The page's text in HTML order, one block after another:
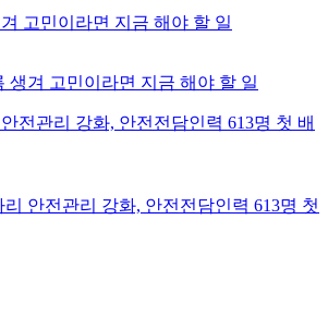
생겨 고민이라면 지금 해야 할 일
리 안전관리 강화, 안전전담인력 613명 첫